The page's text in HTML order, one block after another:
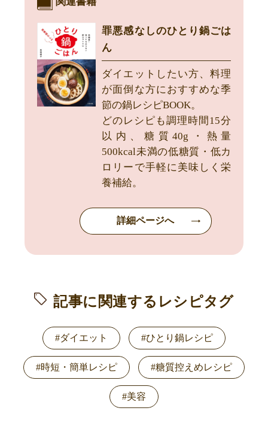
罪悪感なしのひとり鍋ごは
ん
ダイエットしたい方、料理
が面倒な方におすすめな季
節の鍋レシピBOOK。
どのレシピも調理時間15分
以内、糖質40g・熱量
500kcal未満の低糖質・低カ
ロリーで手軽に美味しく栄
養補給。
詳細ページへ
記事に関連するレシピタグ
#ダイエット #ひとり鍋レシピ
#時短・簡単レシピ #糖質控えめレシピ
#美容